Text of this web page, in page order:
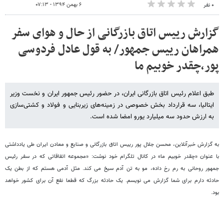
۰ نفر ۶ بهمن ۱۳۹۴ - ۰۷:۱۳
گزارش رییس اتاق بازرگانی از حال و هوای سفر
همراهان رییس جمهور/ به قول عادل فردوسی
پور،چقدر خوبیم ما
طبق اعلام رئیس اتاق بازرگانی ایران، در حضور رئیس جمهور ایران و نخست وزیر
ایتالیا، سه قرارداد بخش خصوصی در زمینه‌های زیربنایی و فولاد و کشتی‌سازی
به ارزش حدود سه میلیارد یورو امضا شده است.
به گزارش خبرآنلاین، محسن جلال پور رییس اتاق بازرگانی و صنایع و معادن ایران طی یادداشتی
با عنوان «چقدر خوبیم ما» در کانال تلگرام خود نوشت: «مجموعه اتفاقاتی که در سفر رئیس
جمهور روحانی به رم رخ داده، مو به تن آدم سیخ می کند. مثل آدمی هستم که از بطن یک
حادثه دارم برای شما گزارش می نویسم. یک حادثه بزرگ که قطعا نفع آن برای کشور خواهد
بود.